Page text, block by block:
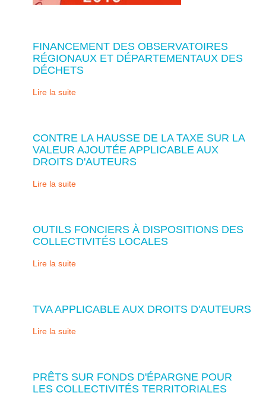
FINANCEMENT DES OBSERVATOIRES
RÉGIONAUX ET DÉPARTEMENTAUX DES
DÉCHETS
Lire la suite
CONTRE LA HAUSSE DE LA TAXE SUR LA
VALEUR AJOUTÉE APPLICABLE AUX
DROITS D'AUTEURS
Lire la suite
OUTILS FONCIERS À DISPOSITIONS DES
COLLECTIVITÉS LOCALES
Lire la suite
TVA APPLICABLE AUX DROITS D'AUTEURS
Lire la suite
PRÊTS SUR FONDS D'ÉPARGNE POUR
LES COLLECTIVITÉS TERRITORIALES